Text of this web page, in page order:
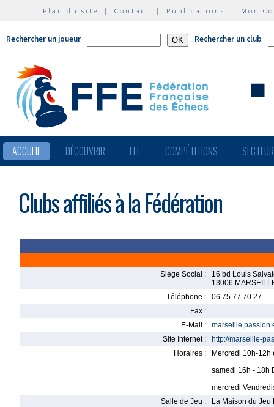
Plan du site | Contact | Publications | Mon
Rechercher un joueur Rechercher un club
ACCUEIL DÉCOUVRIR FFE COMPÉTITIONS
Clubs affiliés à la Fédération
Siège Social :
16 bd Louis
13006
Téléphone :
06 75 77 70 27
Fax :
E-Mail :
Site Internet :
http://marseille-
Horaires :
Mercredi 10h-12h
samedi 16h - 18h
mercredi
Salle de Jeu :
La Maison du